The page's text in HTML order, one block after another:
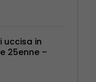
uccisa in
25enne –